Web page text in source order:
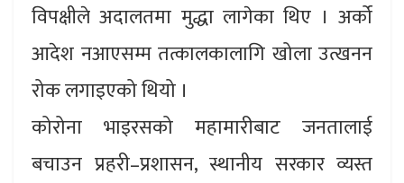
विपक्षीले अदालतमा मुद्धा लागेका थिए । अर्को
आदेश नआएसम्म तत्कालकालागि खोला उत्खनन
रोक लगाइएको थियो ।
कोरोना भाइरसको महामारीबाट जनतालाई
बचाउन प्रहरी–प्रशासन, स्थानीय सरकार व्यस्त